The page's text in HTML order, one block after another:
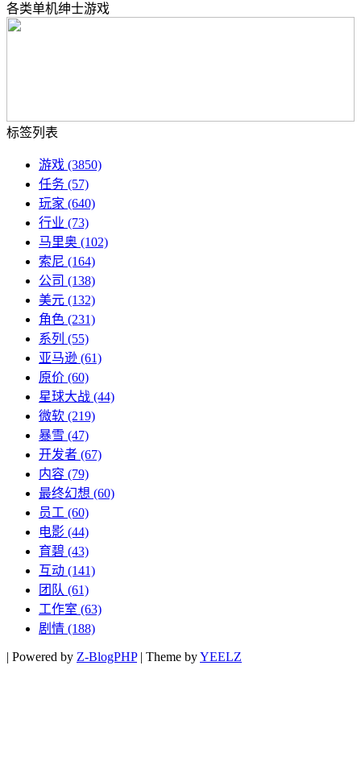
各类单机绅士游戏
标签列表
游戏 (3850)
任务 (57)
玩家 (640)
行业 (73)
马里奥 (102)
索尼 (164)
公司 (138)
美元 (132)
角色 (231)
系列 (55)
亚马逊 (61)
原价 (60)
星球大战 (44)
微软 (219)
暴雪 (47)
开发者 (67)
内容 (79)
最终幻想 (60)
员工 (60)
电影 (44)
育碧 (43)
互动 (141)
团队 (61)
工作室 (63)
剧情 (188)
| Powered by Z-BlogPHP | Theme byYEELZ